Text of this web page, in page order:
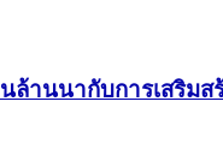
านนากับการเสริม